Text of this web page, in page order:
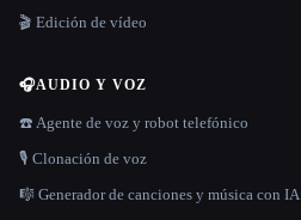
🎬 Edición de vídeo
🎧AUDIO Y VOZ
☎️ Agente de voz y robot telefónico
🎙️ Clonación de voz
🎼 Generador de canciones y música con IA